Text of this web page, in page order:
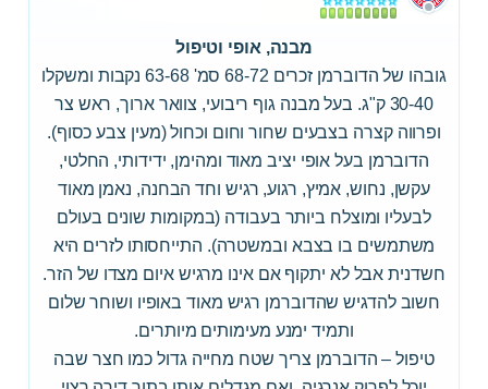
מבנה, אופי וטיפול
גובהו של הדוברמן זכרים 68-72 סמ' 63-68 נקבות ומשקלו
30-40 ק"ג. בעל מבנה גוף ריבועי, צוואר ארוך, ראש צר
ופרווה קצרה בצבעים שחור וחום וכחול (מעין צבע כסוף).
הדוברמן בעל אופי יציב מאוד ומהימן, ידידותי, החלטי,
עקשן, נחוש, אמיץ, רגוע, רגיש וחד הבחנה, נאמן מאוד
לבעליו ומוצלח ביותר בעבודה (במקומות שונים בעולם
משתמשים בו בצבא ובמשטרה). התייחסותו לזרים היא
חשדנית אבל לא יתקוף אם אינו מרגיש איום מצדו של הזר.
חשוב להדגיש שהדוברמן רגיש מאוד באופיו ושוחר שלום
ותמיד ימנע מעימותים מיותרים.
טיפול – הדוברמן צריך שטח מחייה גדול כמו חצר שבה